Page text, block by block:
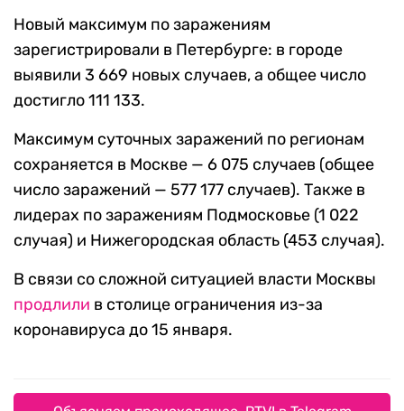
Новый максимум по заражениям
зарегистрировали в Петербурге: в городе
выявили 3 669 новых случаев, а общее число
достигло 111 133.
Максимум суточных заражений по регионам
сохраняется в Москве — 6 075 случаев (общее
число заражений — 577 177 случаев). Также в
лидерах по заражениям Подмосковье (1 022
случая) и Нижегородская область (453 случая).
В связи со сложной ситуацией власти Москвы
продлили в столице ограничения из-за
коронавируса до 15 января.